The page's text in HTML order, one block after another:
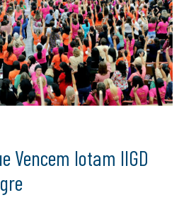
Vencem lotam IIGD